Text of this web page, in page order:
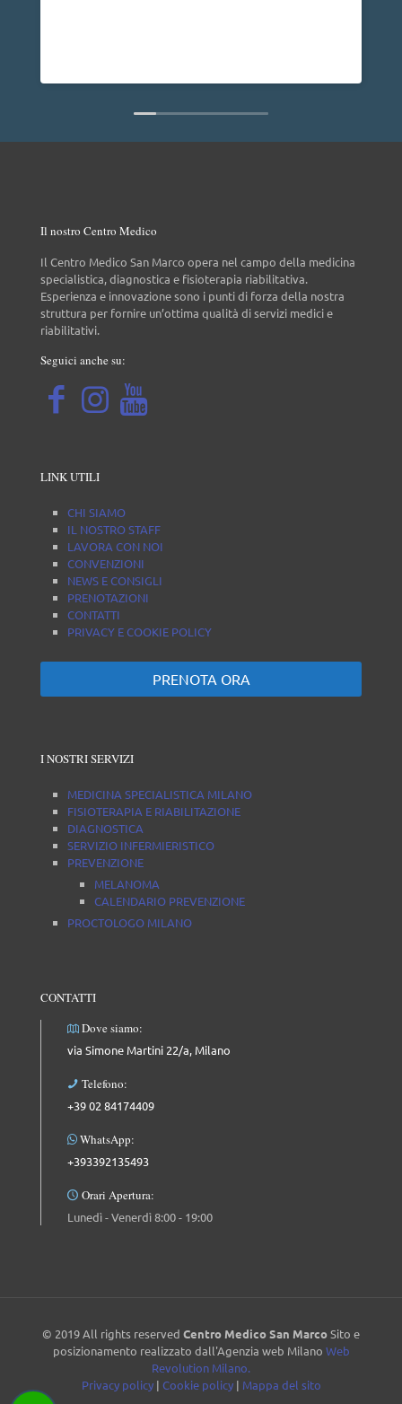
Il nostro Centro Medico
Il Centro Medico San Marco opera nel campo della medicina
specialistica, diagnostica e fisioterapia riabilitativa.
Esperienza e innovazione sono i punti di forza della nostra
struttura per fornire un’ottima qualità di servizi medici e
riabilitativi.
Seguici anche su:
LINK UTILI
CHI SIAMO
IL NOSTRO STAFF
LAVORA CON NOI
CONVENZIONI
NEWS E CONSIGLI
PRENOTAZIONI
CONTATTI
PRIVACY E COOKIE POLICY
PRENOTA ORA
I NOSTRI SERVIZI
MEDICINA SPECIALISTICA MILANO
FISIOTERAPIA E RIABILITAZIONE
DIAGNOSTICA
SERVIZIO INFERMIERISTICO
PREVENZIONE
MELANOMA
CALENDARIO PREVENZIONE
PROCTOLOGO MILANO
CONTATTI
Dove siamo:
via Simone Martini 22/a, Milano
Telefono:
+39 02 84174409
WhatsApp:
+393392135493
Orari Apertura:
Lunedì - Venerdì 8:00 - 19:00
© 2019 All rights reserved Centro Medico San MarcoSito e
posizionamento realizzato dall'Agenzia web Milano Web
Revolution Milano.
Privacy policy| Cookie policy| Mappa del sito